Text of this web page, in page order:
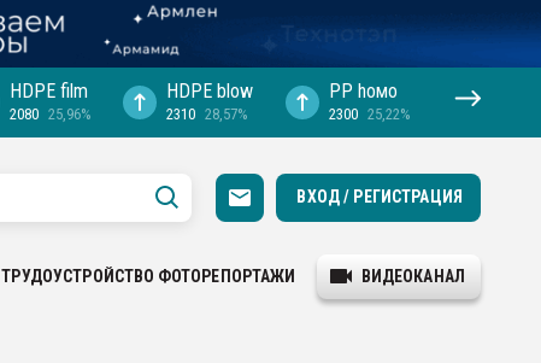
HDPE film
2080 25,96%
HDPE blow
2310 28,57%
PP hомо
2300 25,22%
ВХОД / РЕГИСТРАЦИЯ
ТРУДОУСТРОЙСТВО ФОТОРЕПОРТАЖИ ВИДЕОКАНАЛ